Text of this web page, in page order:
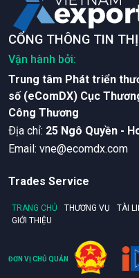
CỔNG THÔNG TIN
Vận hành bởi:
Trung tâm Phát triển
số (eComDX) Cục
Công Thương
Ðịa chỉ: 25 Ngô Quyền -
Email: vne@ecomdx.com
Trades Service
TRANG CHỦ THƯƠNG VỤ TÀI
GIỚI THIỆU
ĐƠN VỊ CHỦ QUẢN